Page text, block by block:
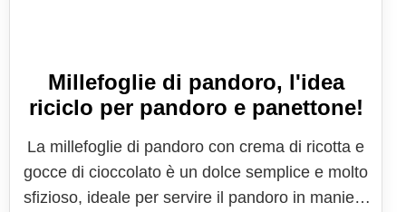
Millefoglie di pandoro, l'idea
riciclo per pandoro e panettone!
La millefoglie di pandoro con crema di ricotta e
gocce di cioccolato è un dolce semplice e molto
sfizioso, ideale per servire il pandoro in maniera